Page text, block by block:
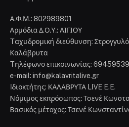
Α.Φ.Μ.: 802989801
Αρμόδια Δ.Ο.Υ.: ΑΙΓΙΟΥ
Tαχυδρομική διεύθυνση:
Καλάβρυτα
Tηλέφωνο επικοινωνίας:
e-mail: info@kalavritalive.gr
Iδιοκτήτης: ΚΑΛΑΒΡΥΤΑ LIVE E.E.
Νόμιμος εκπρόσωπος: Τσενέ
Βασικός μέτοχος: Τσενέ